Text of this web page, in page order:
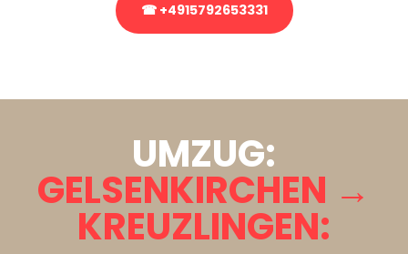
☎ +4915792653331
UMZUG:
GELSENKIRCHEN →
KREUZLINGEN: